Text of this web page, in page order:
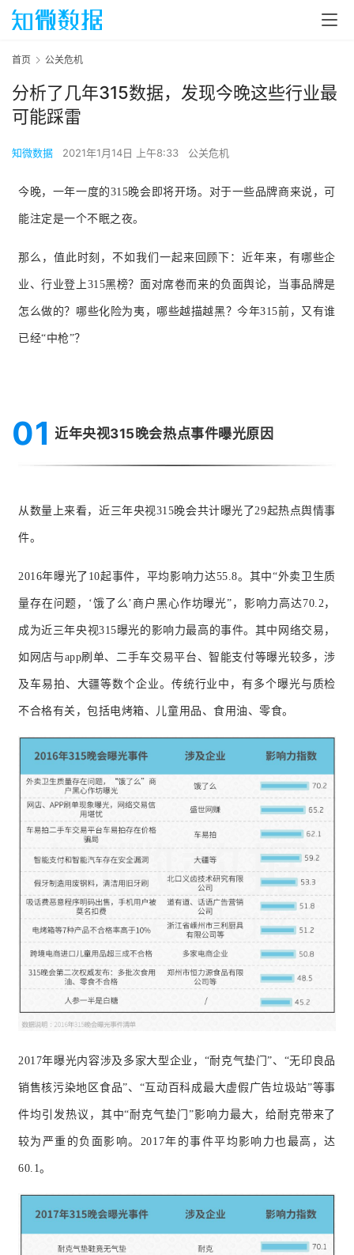
首页 公关危机
分析了几年315数据，发现今晚这些行业最
可能踩雷
知微数据 2021年1月14日 上午8:33 公关危机
今晚，一年一度的315晚会即将开场。对于一些品牌商来说，可
能注定是一个不眠之夜。
那么，值此时刻，不如我们一起来回顾下：近年来，有哪些企
业、行业登上315黑榜？面对席卷而来的负面舆论，当事品牌是
怎么做的？哪些化险为夷，哪些越描越黑？今年315前，又有谁
已经“中枪”？
01 近年央视315晚会热点事件曝光原因
从数量上来看，近三年央视315晚会共计曝光了29起热点舆情事
件。
2016年曝光了10起事件，平均影响力达55.8。 其中“外卖卫生质
量存在问题，‘饿了么’商户黑心作坊曝光”，影响力高达70.2，
成为近三年央视315曝光的影响力最高的事件。其中网络交易，
如网店与app刷单、二手车交易平台、智能支付等曝光较多，涉
及车易拍、大疆等数个企业。传统行业中，有多个曝光与质检
不合格有关，包括电烤箱、儿童用品、食用油、零食。
2017年曝光内容涉及多家大型企业，“耐克气垫门”、“无印良品
销售核污染地区食品”、“互动百科成最大虚假广告垃圾站”等事
件均引发热议，其中“耐克气垫门”影响力最大，给耐克带来了
较为严重的负面影响。2017年的事件平均影响力也最高，达
60.1。